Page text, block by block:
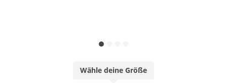
Wähle deine Größe